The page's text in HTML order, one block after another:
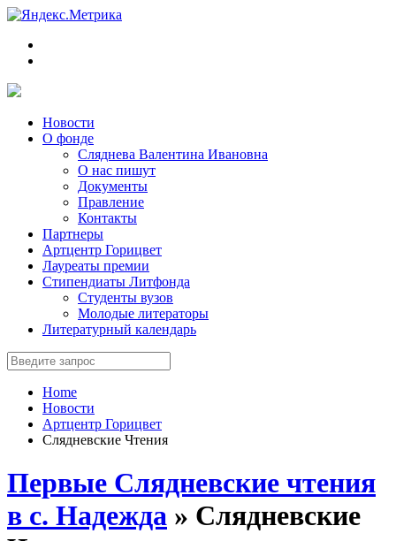
Новости
О фонде
Сляднева Валентина Ивановна
О нас пишут
Документы
Правление
Контакты
Партнеры
Артцентр Горицвет
Лауреаты премии
Стипендиаты Литфонда
Студенты вузов
Молодые литераторы
Литературный календарь
Home
Новости
Артцентр Горицвет
Слядневские Чтения
Первые Слядневские чтения
в с. Надежда » Слядневские